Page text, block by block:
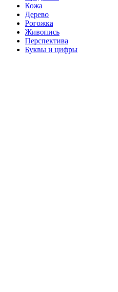
Кожа
Дерево
Рогожка
Живопись
Перспектива
Буквы и цифры